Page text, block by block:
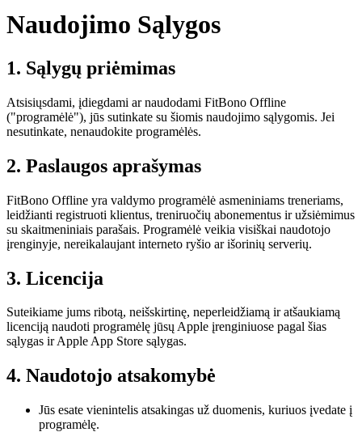
Naudojimo Sąlygos
1. Sąlygų priėmimas
Atsisiųsdami, įdiegdami ar naudodami FitBono Offline
("programėlė"), jūs sutinkate su šiomis naudojimo sąlygomis. Jei
nesutinkate, nenaudokite programėlės.
2. Paslaugos aprašymas
FitBono Offline yra valdymo programėlė asmeniniams treneriams,
leidžianti registruoti klientus, treniruočių abonementus ir užsiėmimus
su skaitmeniniais parašais. Programėlė veikia visiškai naudotojo
įrenginyje, nereikalaujant interneto ryšio ar išorinių serverių.
3. Licencija
Suteikiame jums ribotą, neišskirtinę, neperleidžiamą ir atšaukiamą
licenciją naudoti programėlę jūsų Apple įrenginiuose pagal šias
sąlygas ir Apple App Store sąlygas.
4. Naudotojo atsakomybė
Jūs esate vienintelis atsakingas už duomenis, kuriuos įvedate į
programėlę.